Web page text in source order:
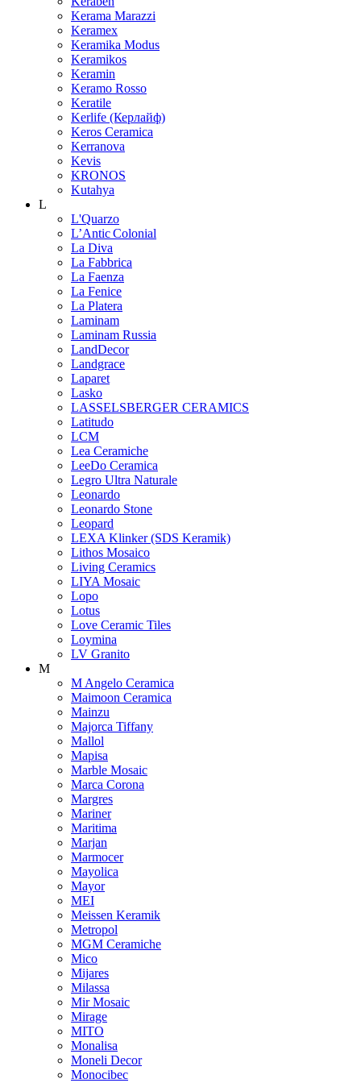
Kerama Marazzi
Keramex
Keramika Modus
Keramikos
Keramin
Keramo Rosso
Keratile
Kerlife (Керлайф)
Keros Ceramica
Kerranova
Kevis
KRONOS
Kutahya
L
L'Quarzo
L’Antic Colonial
La Diva
La Fabbrica
La Faenza
La Fenice
La Platera
Laminam
Laminam Russia
LandDecor
Landgrace
Laparet
Lasko
LASSELSBERGER CERAMICS
Latitudo
LCM
Lea Ceramiche
LeeDo Ceramica
Legro Ultra Naturale
Leonardo
Leonardo Stone
Leopard
LEXA Klinker (SDS Keramik)
Lithos Mosaico
Living Ceramics
LIYA Mosaic
Lopo
Lotus
Love Ceramic Tiles
Loymina
LV Granito
M
M Angelo Ceramica
Maimoon Ceramica
Mainzu
Majorca Tiffany
Mallol
Mapisa
Marble Mosaic
Marca Corona
Margres
Mariner
Maritima
Marjan
Marmocer
Mayolica
Mayor
MEI
Meissen Keramik
Metropol
MGM Ceramiche
Mico
Mijares
Milassa
Mir Mosaic
Mirage
MITO
Monalisa
Moneli Decor
Monocibec